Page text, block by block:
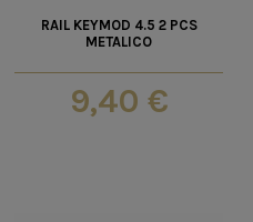
RAIL KEYMOD 4.5 2 PCS
METALICO
9,40 €